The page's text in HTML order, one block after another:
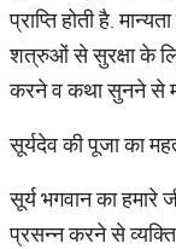
प्राप्ति होती है.
शत्रुओं से सुरक्षा के
करने व कथा सुनने से
सूर्यदेव की पूजा का
सूर्य भगवान का हमारे
प्रसन्‍न करने से